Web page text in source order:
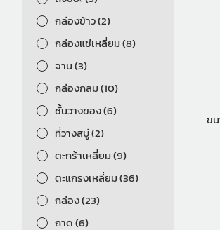
กล่องข้าว (2)
กล่องแช่เหลี่ยม (8)
จาน (3)
กล่องกลม (10)
ชั้นวางของ (6)
ที่วางสบู่ (2)
ตะกร้าเหลี่ยม (9)
ตะแกรงเหลี่ยม (36)
กล่อง (23)
ถาด (6)